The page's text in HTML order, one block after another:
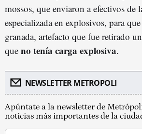
mossos, que enviaron a efectivos de
especializada en explosivos, para
granada, artefacto que fue retirado
que no tenía carga explosiva.
NEWSLETTER METROPOLI
Apúntate a la newsletter de
noticias más importantes de la